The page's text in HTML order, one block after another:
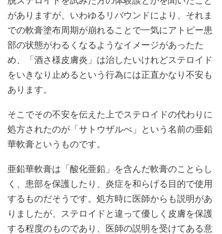
がありますが、いわゆるリバウンドにより、それま
での軟膏塗布周期が崩れることで一気にアトピー患
部の状態がわるくなるようなイメージがあったた
め、「酒さ様皮膚炎」は治したいけれどステロイド
をいきなり止めるという行為には正直かなり不安も
あります。
そこでその不安を伝えた上でステロイドの代わりに
処方されたのが「サトウザルべ」という名前の亜鉛
華軟膏というものです。
亜鉛華軟膏は「酸化亜鉛」を含んだ軟膏のことらし
く、患部を保護したり、炎症を和らげる目的で使用
するものだそうです。処方時に医師からも説明があ
りましたが、ステロイドと違って優しく皮膚を保護
する程度のものであり、医師の説明を受けてある意